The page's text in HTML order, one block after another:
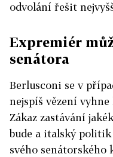
odvolání řešit
Expremiér
senátora
Berlusconi se v
nejspíš vězení
Zákaz zastávání
bude a italský politik
svého senátorského